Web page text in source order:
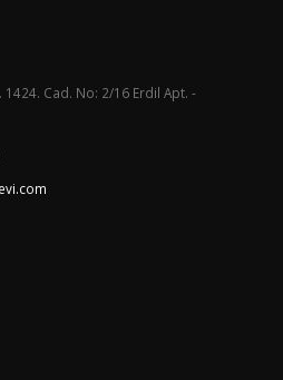
Cad. No: 2/16 Erdil Apt. -